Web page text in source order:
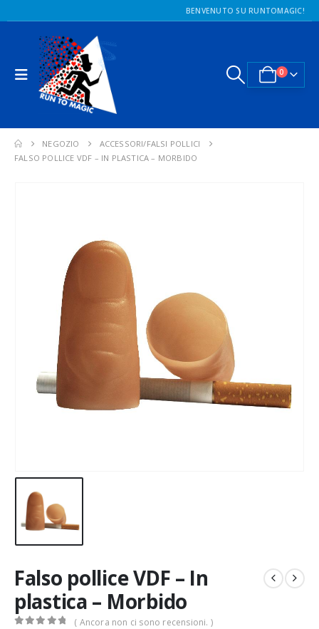
BENVENUTO SU RUNTOMAGIC!
0
NEGOZIO
ACCESSORI/FALSI POLLICI
FALSO POLLICE VDF – IN PLASTICA – MORBIDO
Falso pollice VDF – In
plastica – Morbido
( Ancora non ci sono recensioni. )